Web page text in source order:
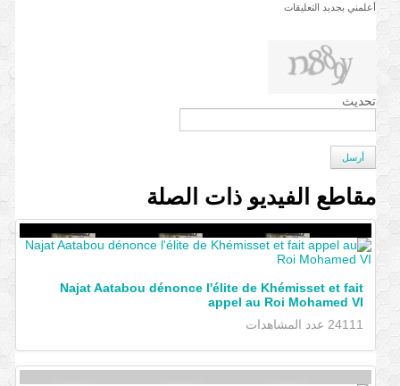
أعلمني بجديد التعليقات
تحديث
أرسل
مقاطع الفيديو ذات الصلة
Najat Aatabou dénonce l'élite de Khémisset et fait
appel au Roi Mohamed VI
24111 عدد المشاهدات